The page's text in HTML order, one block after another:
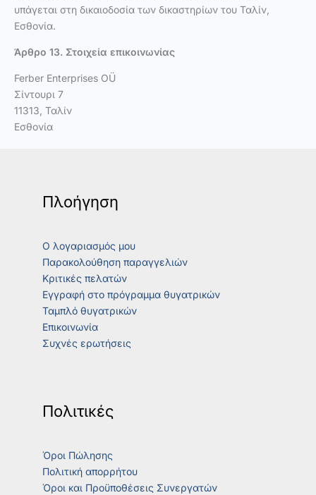
υπάγεται στη δικαιοδοσία των δικαστηρίων του Ταλίν,
Εσθονία.
Άρθρο 13. Στοιχεία επικοινωνίας
Ferber Enterprises OÜ
Σίντουρι 7
11313, Ταλίν
Εσθονία
Πλοήγηση
Ο λογαριασμός μου
Παρακολούθηση παραγγελιών
Κριτικές πελατών
Εγγραφή στο πρόγραμμα θυγατρικών
Ταμπλό θυγατρικών
Επικοινωνία
Συχνές ερωτήσεις
Πολιτικές
Όροι Πώλησης
Πολιτική απορρήτου
Όροι και Προϋποθέσεις Συνεργατών